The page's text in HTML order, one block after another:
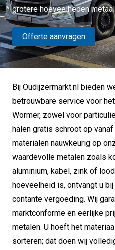
grotere hoeveelheden
Offerte aanvragen
Bij Oudijzermarkt.nl bieden
betrouwbare service voor
Wormer, zowel voor
halen gratis schroot op
materialen nauwkeurig op
waardevolle metalen zoals
aluminium, kabel, zink of
hoeveelheid is, ontvangt u
contante vergoeding. Wij
marktconforme en eerlijke
metalen. U hoeft het
sorteren; dat doen wij